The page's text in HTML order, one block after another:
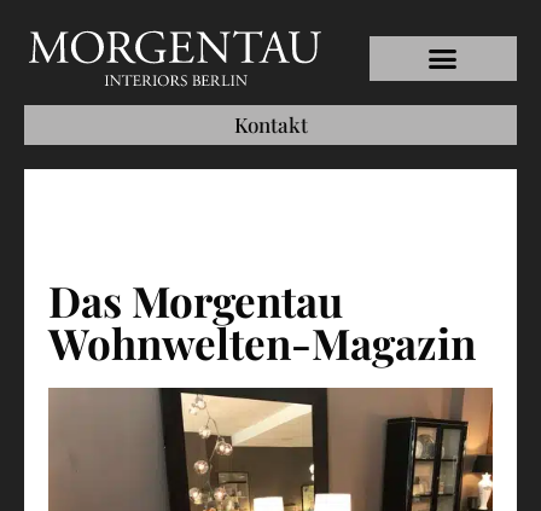
Kontakt
Das Morgentau
Wohnwelten-Magazin